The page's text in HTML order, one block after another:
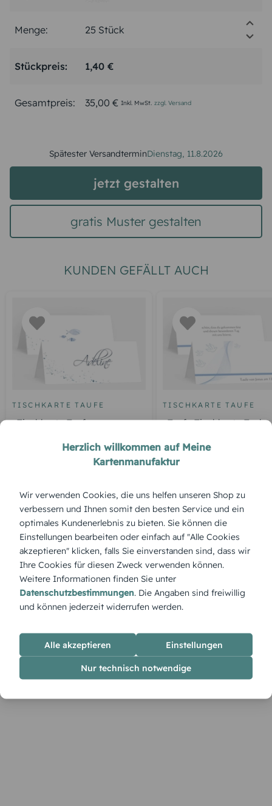
Menge:
Stückpreis: 1,40 €
Gesamtpreis: 35,00 € Inkl. MwSt. zzgl. Versand
Spätester VersandterminDienstag, 11.8.2026
jetzt gestalten
gratis Muster gestalten
KUNDEN GEFÄLLT AUCH
TISCHKARTE TAUFE
Tischkarte Taufe
TISCHKARTE TAUFE
Taufe Tischkarte Taube
ÜBERBLICK:
Produktbeschreibung
„Kreuzhostie“ verbindet zwei zentrale Symbole der Taufe in
einer eleganten Gestaltung. Im Designer lässt sich dieses
Design mit individuellen Worten und Akzenten verfeinern.
Herzlich willkommen auf Meine
Kartenmanufaktur
Wir verwenden Cookies, die uns helfen unseren Shop zu
verbessern und Ihnen somit den besten Service und ein
optimales Kundenerlebnis zu bieten. Sie können die
Einstellungen bearbeiten oder einfach auf "Alle Cookies
akzeptieren" klicken, falls Sie einverstanden sind, dass wir
Ihre Cookies für diesen Zweck verwenden können.
Weitere Informationen finden Sie unter
Datenschutzbestimmungen. Die Angaben sind freiwillig
und können jederzeit widerrufen werden.
Alle akzeptieren Einstellungen
Nur technisch notwendige